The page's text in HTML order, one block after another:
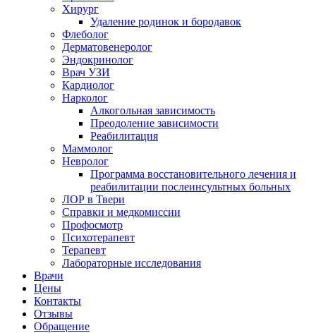
Хирург
Удаление родинок и бородавок
Флеболог
Дерматовенеролог
Эндокринолог
Врач УЗИ
Кардиолог
Нарколог
Алкогольная зависимость
Преодоление зависимости
Реабилитация
Маммолог
Невролог
Программа восстановительного лечения и
реабилитации послеинсультных больных
ЛОР в Твери
Справки и медкомиссии
Профосмотр
Психотерапевт
Терапевт
Лабораторные исследования
Врачи
Цены
Контакты
Отзывы
Обращение